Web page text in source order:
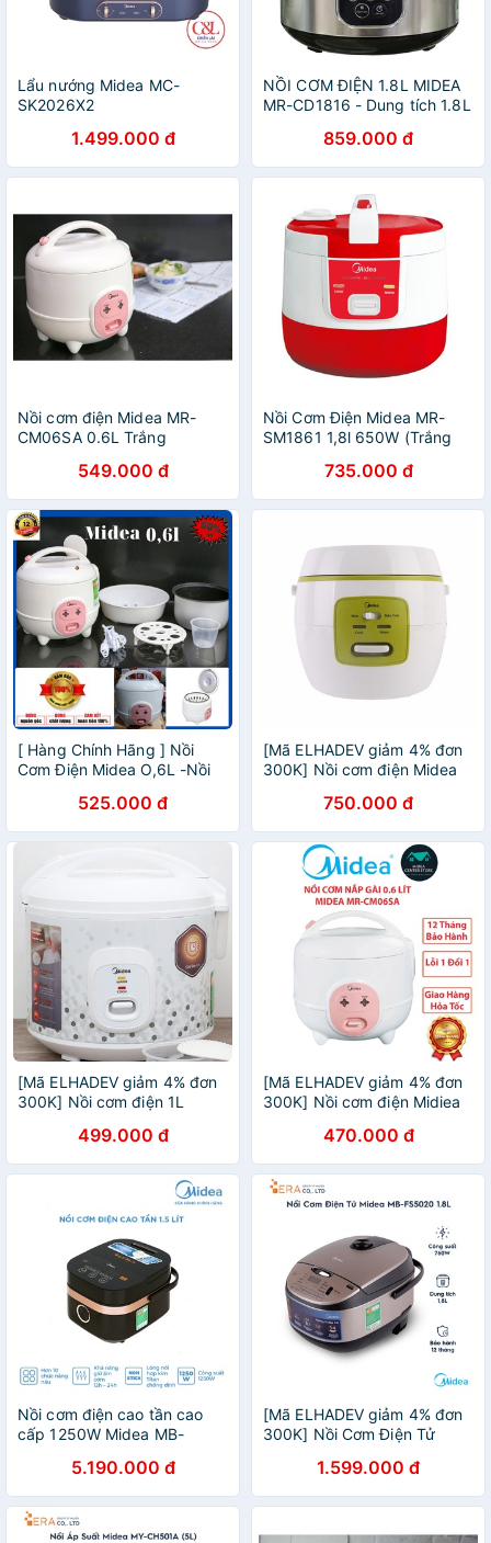
Lẩu nướng Midea MC-
SK2026X2
1.499.000 đ
NỒI CƠM ĐIỆN 1.8L MIDEA
MR-CD1816 - Dung tích 1.8L
4-6 thành viên - Bảo hành
12 tháng
859.000 đ
Nồi cơm điện Midea MR-
CM06SA 0.6L Trắng
549.000 đ
Nồi Cơm Điện Midea MR-
SM1861 1,8l 650W (Trắng
735.000 đ
[ Hàng Chính Hãng ] Nồi
Cơm Điện Midea O,6L -Nồi
-Chắc Chắn- Chống Dính Tốt
-có giá Hấp
525.000 đ
[Mã ELHADEV giảm 4% đơn
300K] Nồi cơm điện Midea
CM07NA750.000 đ
[Mã ELHADEV giảm 4% đơn
300K] Nồi cơm điện 1L
Chính Hãng499.000 đ
[Mã ELHADEV giảm 4% đơn
300K] Nồi cơm điện Midiea
470.000 đ
Nồi cơm điện cao tần cao
cấp 1250W Midea MB-
hãng bảo hành điện tử 1
năm
5.190.000 đ
[Mã ELHADEV giảm 4% đơn
300K] Nồi Cơm Điện Tử
1.599.000 đ